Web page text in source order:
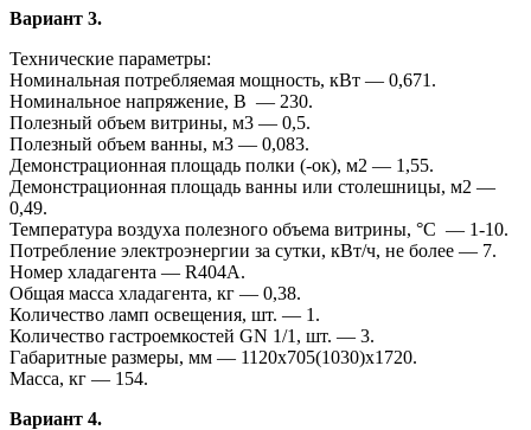
Вариант 3.
Технические параметры:
Номинальная потребляемая мощность, кВт — 0,671.
Номинальное напряжение, В — 230.
Полезный объем витрины, м3 — 0,5.
Полезный объем ванны, м3 — 0,083.
Демонстрационная площадь полки (-ок), м2 — 1,55.
Демонстрационная площадь ванны или столешницы, м2 —
0,49.
Температура воздуха полезного объема витрины, °С — 1-10.
Потребление электроэнергии за сутки, кВт/ч, не более — 7.
Номер хладагента — R404A.
Общая масса хладагента, кг — 0,38.
Количество ламп освещения, шт. — 1.
Количество гастроемкостей GN 1/1, шт. — 3.
Габаритные размеры, мм — 1120x705(1030)x1720.
Масса, кг — 154.
Вариант 4.